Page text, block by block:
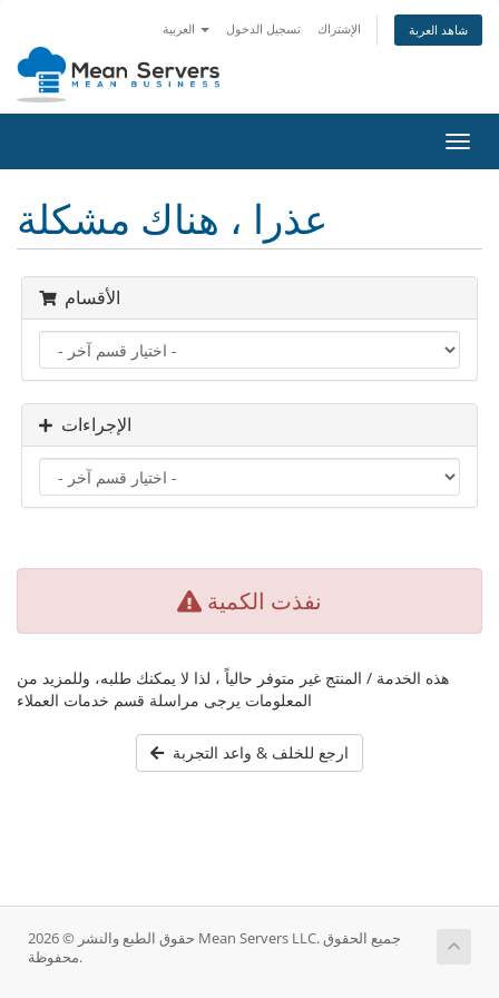
تسجيل الدخول الإشتراك شاهد العربة
تبديل
التنقل
عذرا ، هناك مشكلة
الأقسام
الإجراءات
نفذت الكمية
هذه الخدمة / المنتج غير متوفر حالياً ، لذا لا يمكنك طلبه، وللمزيد من
المعلومات يرجى مراسلة قسم خدمات العملاء
ارجع للخلف & واعد التجربة
حقوق الطبع والنشر © 2026 Mean Servers LLC. جميع الحقوق
محفوظة.